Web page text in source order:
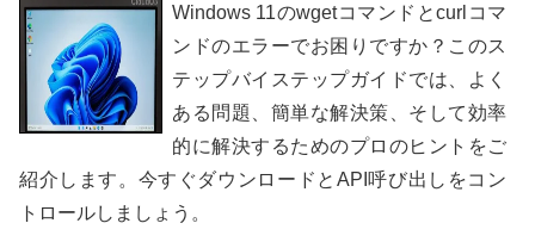
Windows 11のwgetコマンドとcurlコマ
ンドのエラーでお困りですか？このス
テップバイステップガイドでは、よく
ある問題、簡単な解決策、そして効率
的に解決するためのプロのヒントをご
紹介します。今すぐダウンロードとAPI呼び出しをコン
トロールしましょう。